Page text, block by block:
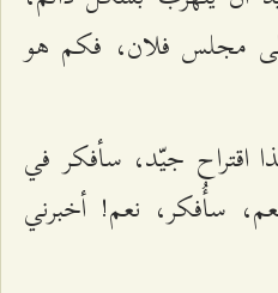
مجلس فلان، فكم هو
اقتراح جيّد، سأفكر في
سأُفكر، نعم! أخبرني